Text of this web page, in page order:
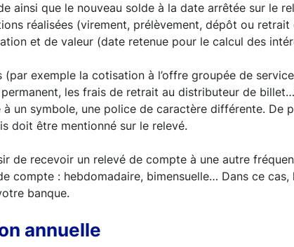
ainsi que le nouveau solde à la date arrêtée sur le
réalisées (virement, prélèvement, dépôt ou retrait
et de valeur (date retenue pour le calcul des
(par exemple la cotisation à l’offre groupée de
les frais de retrait au distributeur de
un symbole, une police de caractère différente. De
doit être mentionné sur le relevé.
de recevoir un relevé de compte à une autre
compte : hebdomadaire, bimensuelle… Dans ce
banque.
annuelle